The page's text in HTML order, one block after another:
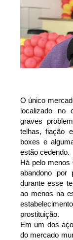
O único
localizado no
graves
telhas, fiação
boxes e
estão cedendo.
Há pelo
abandono por
durante esse
ao menos na
prostituição.
Em um dos
do mercado